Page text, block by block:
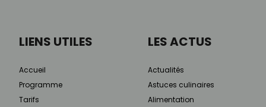
LIENS UTILES
Accueil
Programme
Tarifs
LES ACTUS
Actualités
Astuces culinaires
Alimentation